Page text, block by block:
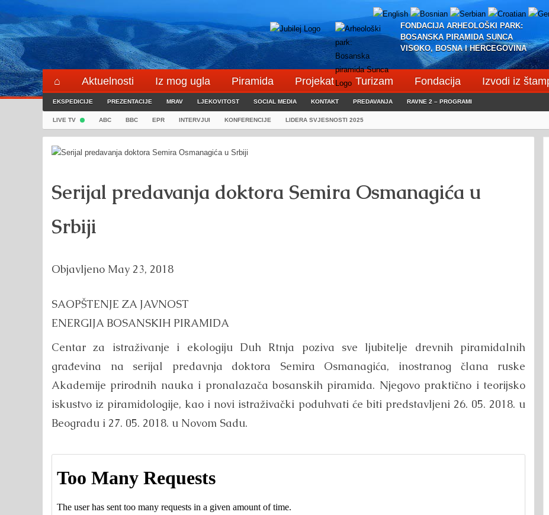
Skip
to
content
FONDACIJA ARHEOLOŠKI PARK:
BOSANSKA PIRAMIDA SUNCA
VISOKO, BOSNA I HERCEGOVINA
⌂ Aktuelnosti Iz mog ugla Piramida Projekat Turizam Fondacija Izvodi iz
Blogeri
⌖
EKSPEDICIJE PREZENTACIJE MRAV LJEKOVITOST SOCIAL MEDIA KONTAKT PREDAVANJA RAVNE 2 – PROGRAMI
LIVE TV ABC BBC EPR INTERVJUI KONFERENCIJE LIDERA SVJESNOSTI 2025
Serijal predavanja doktora Semira Osmanagića u
Srbiji
Objavljeno May 23, 2018
SAOPŠTENJE ZA JAVNOST
ENERGIJA BOSANSKIH PIRAMIDA
Centar za istraživanje i ekologiju Duh Rtnja poziva sve ljubitelje drevnih piramidalnih
građevina na serijal predavnja doktora Semira Osmanagića, inostranog člana ruske
Akademije prirodnih nauka i pronalazača bosanskih piramida. Njegovo praktično i teorijsko
iskustvo iz piramidologije, kao i novi istraživački poduhvati će biti predstavljeni 26. 05. 2018. u
Beogradu i 27. 05. 2018. u Novom Sadu.